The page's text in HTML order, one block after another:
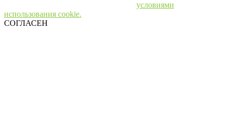
условиями
использования cookie.
СОГЛАСЕН